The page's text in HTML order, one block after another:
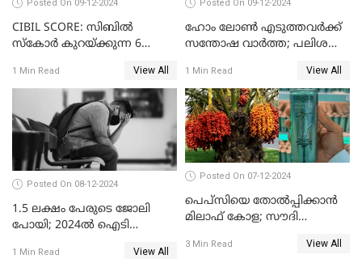
Posted On 09-12-2024
CIBIL SCORE: സിബിൽ
സ്കോർ കുറയ്ക്കുന്ന 6
1 Min Read View All
Posted On 09-12-2024
ഹോം ലോൺ എടുത്തവർക്ക്
സന്തോഷ വാർത്ത; പലിശ
1 Min Read View All
Posted On 08-12-2024
1.5 ലക്ഷം പേരുടെ ജോലി
പോയി; 2024ൽ ഐടി
1 Min Read View All
Posted On 07-12-2024
പെപ്സിയെ തോൽപ്പിക്കാൻ
മിലാഫ് കോള; സൗദി
കോളയേക്കുറിച്ച് അറിയാം
3 Min Read View All